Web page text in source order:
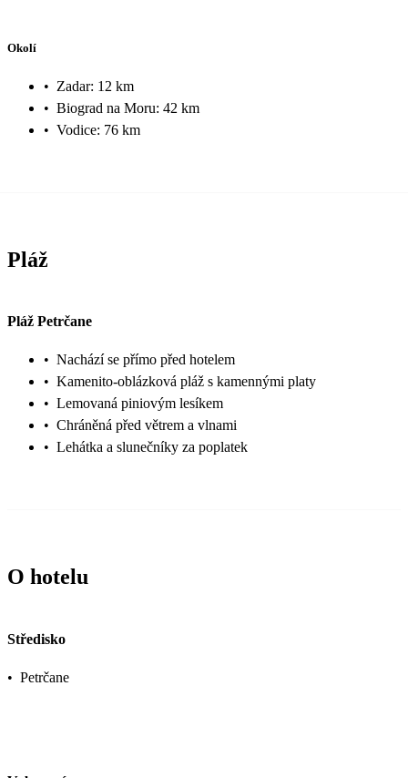
Okolí
• Zadar: 12 km
• Biograd na Moru: 42 km
• Vodice: 76 km
Pláž
Pláž Petrčane
• Nachází se přímo před hotelem
• Kamenito-oblázková pláž s kamennými platy
• Lemovaná piniovým lesíkem
• Chráněná před větrem a vlnami
• Lehátka a slunečníky za poplatek
O hotelu
Středisko
• Petrčane